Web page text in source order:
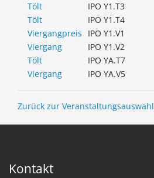
Tölt
IPO Y1.T3
Tölt
IPO Y1.T4
Viergangpreis
IPO Y1.V1
Viergang
IPO Y1.V2
Tölt
IPO YA.T7
Viergang
IPO YA.V5
Zurück zur Veranstaltungsauswahl
Kontakt